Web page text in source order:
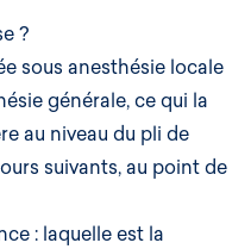
?
sous anesthésie locale
générale, ce qui la
au niveau du pli de
suivants, au point de
: laquelle est la